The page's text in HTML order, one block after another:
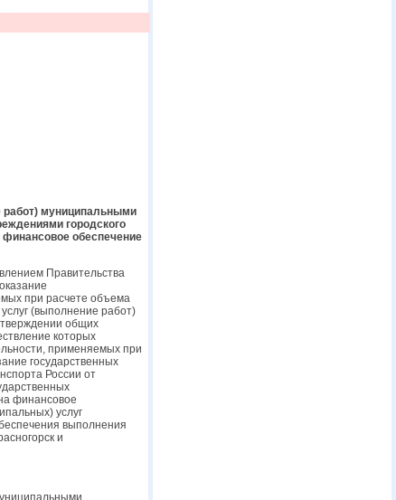
работ) муниципальными
городского
обеспечение
Правительства
при расчете объема
(выполнение работ)
общих
которых
применяемых при
государственных
России от
финансовое
услуг
выполнения
и